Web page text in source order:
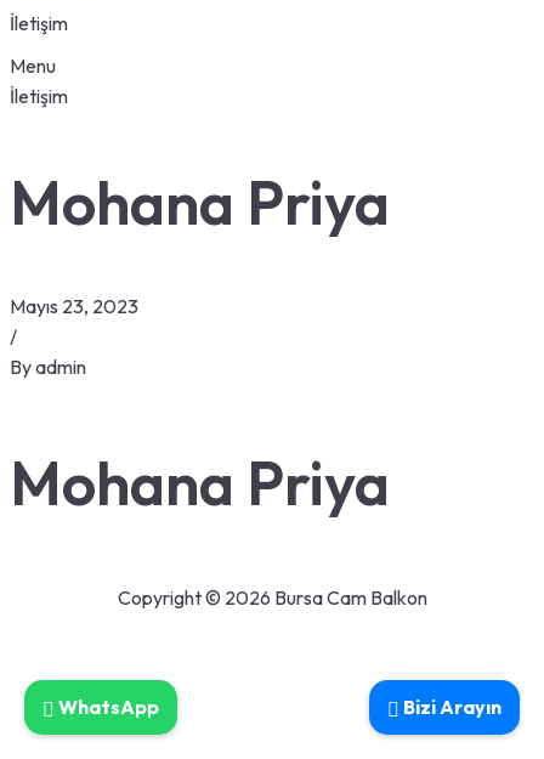
İletişim
Menu
İletişim
Mohana Priya
Mayıs 23, 2023
/
Byadmin
Mohana Priya
Copyright © 2026 Bursa Cam Balkon
Bizi Arayın
WhatsApp